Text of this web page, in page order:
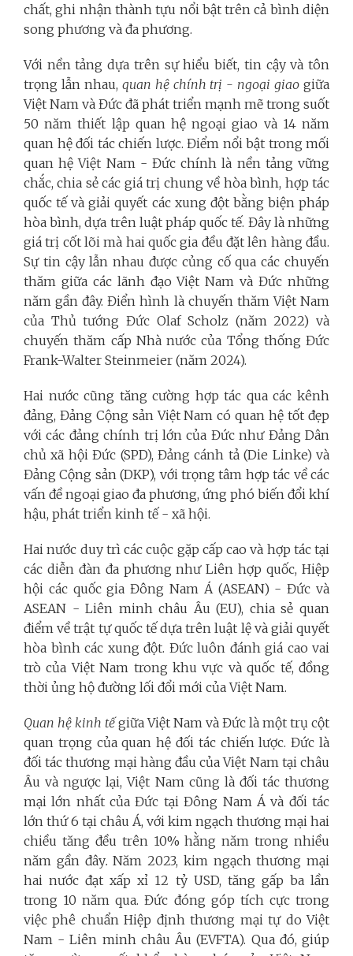
chất, ghi nhận thành tựu nổi bật trên cả bình diện
song phương và đa phương.
Với nền tảng dựa trên sự hiểu biết, tin cậy và tôn
trọng lẫn nhau, quan hệ chính trị - ngoại giao giữa
Việt Nam và Đức đã phát triển mạnh mẽ trong suốt
50 năm thiết lập quan hệ ngoại giao và 14 năm
quan hệ đối tác chiến lược. Điểm nổi bật trong mối
quan hệ Việt Nam - Đức chính là nền tảng vững
chắc, chia sẻ các giá trị chung về hòa bình, hợp tác
quốc tế và giải quyết các xung đột bằng biện pháp
hòa bình, dựa trên luật pháp quốc tế. Đây là những
giá trị cốt lõi mà hai quốc gia đều đặt lên hàng đầu.
Sự tin cậy lẫn nhau được củng cố qua các chuyến
thăm giữa các lãnh đạo Việt Nam và Đức những
năm gần đây. Điển hình là chuyến thăm Việt Nam
của Thủ tướng Đức Olaf Scholz (năm 2022) và
chuyến thăm cấp Nhà nước của Tổng thống Đức
Frank-Walter Steinmeier (năm 2024).
Hai nước cũng tăng cường hợp tác qua các kênh
đảng, Đảng Cộng sản Việt Nam có quan hệ tốt đẹp
với các đảng chính trị lớn của Đức như Đảng Dân
chủ xã hội Đức (SPD), Đảng cánh tả (Die Linke) và
Đảng Cộng sản (DKP), với trọng tâm hợp tác về các
vấn đề ngoại giao đa phương, ứng phó biến đổi khí
hậu, phát triển kinh tế - xã hội.
Hai nước duy trì các cuộc gặp cấp cao và hợp tác tại
các diễn đàn đa phương như Liên hợp quốc, Hiệp
hội các quốc gia Đông Nam Á (ASEAN) - Đức và
ASEAN - Liên minh châu Âu (EU), chia sẻ quan
điểm về trật tự quốc tế dựa trên luật lệ và giải quyết
hòa bình các xung đột. Đức luôn đánh giá cao vai
trò của Việt Nam trong khu vực và quốc tế, đồng
thời ủng hộ đường lối đổi mới của Việt Nam.
Quan hệ kinh tếgiữa Việt Nam và Đức là một trụ cột
quan trọng của quan hệ đối tác chiến lược. Đức là
đối tác thương mại hàng đầu của Việt Nam tại châu
Âu và ngược lại, Việt Nam cũng là đối tác thương
mại lớn nhất của Đức tại Đông Nam Á và đối tác
lớn thứ 6 tại châu Á, với kim ngạch thương mại hai
chiều tăng đều trên 10% hằng năm trong nhiều
năm gần đây. Năm 2023, kim ngạch thương mại
hai nước đạt xấp xỉ 12 tỷ USD, tăng gấp ba lần
trong 10 năm qua. Đức đóng góp tích cực trong
việc phê chuẩn Hiệp định thương mại tự do Việt
Nam - Liên minh châu Âu (EVFTA). Qua đó, giúp